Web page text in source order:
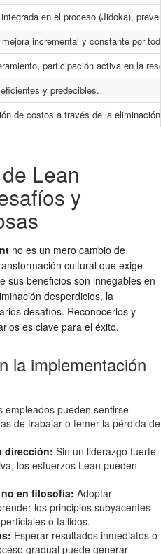
en el proceso (Jidoka),
incremental y constante por
participación activa en la
y predecibles.
de costos a través de la
Lean
y
no es un mero cambio de
cultural que exige
sus beneficios son innegables en
desperdicios, la
desafíos. Reconocerlos y
es clave para el éxito.
la implementación
empleados pueden sentirse
de trabajar o temer la pérdida de
dirección: Sin un liderazgo fuerte
los esfuerzos Lean pueden
en filosofía: Adoptar
los principios subyacentes
o fallidos.
Esperar resultados inmediatos o
gradual puede generar